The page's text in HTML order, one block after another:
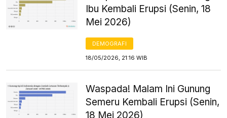
Ibu Kembali Erupsi (Senin, 18
Mei 2026)
DEMOGRAFI
18/05/2026, 21:16 WIB
Waspada! Malam Ini Gunung
Semeru Kembali Erupsi (Senin,
18 Mei 2026)